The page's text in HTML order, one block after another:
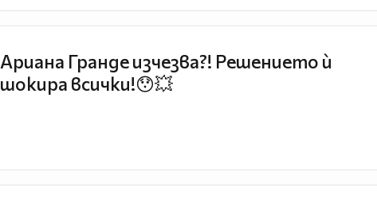
Ариана Гранде изчезва?! Решението ѝ
шокира всички!😯💥